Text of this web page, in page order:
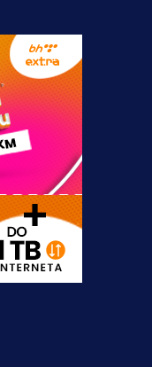
pravi
pojačanje:
želi obući